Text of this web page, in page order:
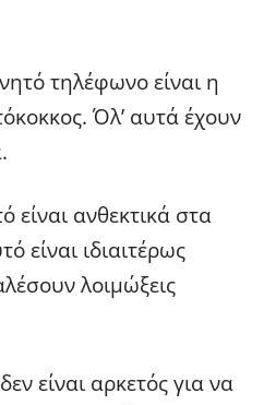
τηλέφωνο είναι η
Όλ’ αυτά έχουν
είναι ανθεκτικά στα
είναι ιδιαιτέρως
λοιμώξεις
είναι αρκετός για να